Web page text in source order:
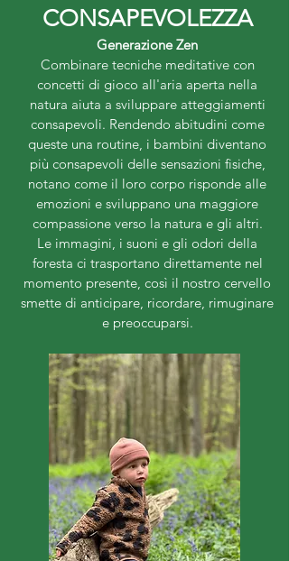
CONSAPEVOLEZZA
Generazione Zen
Combinare tecniche meditative con
concetti di gioco all'aria aperta nella
natura aiuta a sviluppare atteggiamenti
consapevoli. Rendendo abitudini come
queste una routine, i bambini diventano
più consapevoli delle sensazioni fisiche,
notano come il loro corpo risponde alle
emozioni e sviluppano una maggiore
compassione verso la natura e gli altri.
Le immagini, i suoni e gli odori della
foresta ci trasportano direttamente nel
momento presente, così il nostro cervello
smette di anticipare, ricordare, rimuginare
e preoccuparsi.